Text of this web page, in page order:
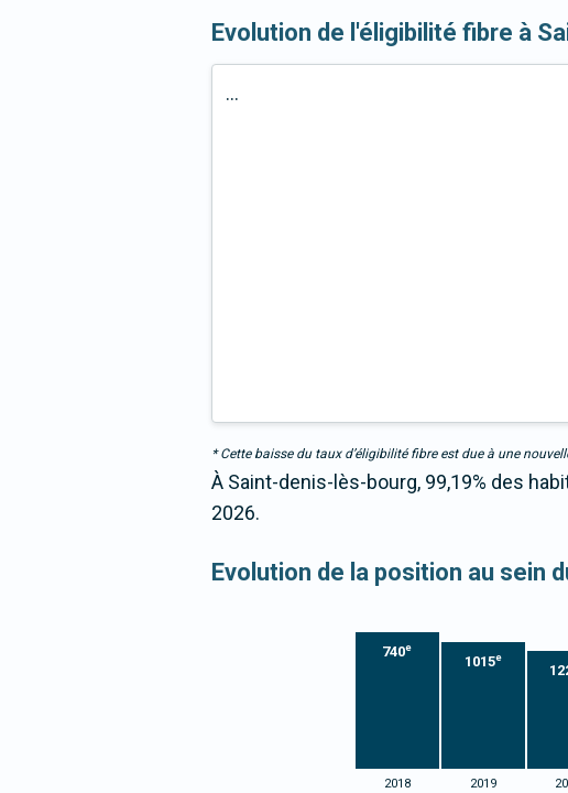
Evolution de l'éligibilité fibre à
...
* Cette baisse du taux d’éligibilité fibre est due à une
À Saint-denis-lès-bourg, 99,19% des
2026.
Evolution de la position au sein
740e
1015e
2018 2019